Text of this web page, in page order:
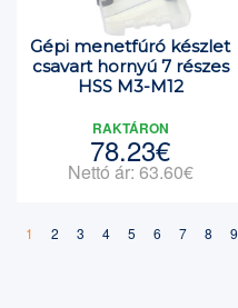
Gépi menetfúró készlet
csavart hornyú 7 részes
HSS M3-M12
RAKTÁRON
78.23€
Nettó ár: 63.60€
1 2 3 4 5 6 7 8 9